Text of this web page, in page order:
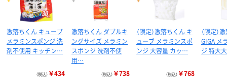
激落ちくん キューブ
メラミンスポンジ 洗
剤不使用 キッチン…
（税込） ￥434
激落ちくん ダブルキ
ングサイズ メラミン
スポンジ 洗剤不使
用…
（税込） ￥738
（限定）激落ちくん キ
ューブ メラミンスポ
ンジ 大容量 カッ…
（税込） ￥768
（限定）
GIGA メ
ジ 特大